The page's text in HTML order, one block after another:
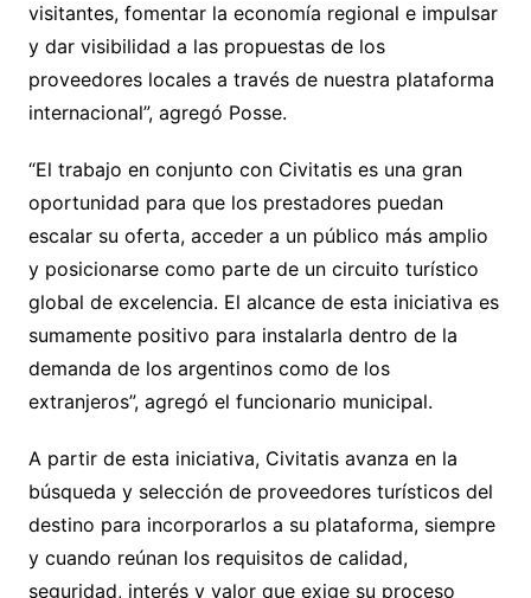
visitantes, fomentar la economía regional e impulsar
y dar visibilidad a las propuestas de los
proveedores locales a través de nuestra plataforma
internacional”, agregó Posse.
“El trabajo en conjunto con Civitatis es una gran
oportunidad para que los prestadores puedan
escalar su oferta, acceder a un público más amplio
y posicionarse como parte de un circuito turístico
global de excelencia. El alcance de esta iniciativa es
sumamente positivo para instalarla dentro de la
demanda de los argentinos como de los
extranjeros”, agregó el funcionario municipal.
A partir de esta iniciativa, Civitatis avanza en la
búsqueda y selección de proveedores turísticos del
destino para incorporarlos a su plataforma, siempre
y cuando reúnan los requisitos de calidad,
seguridad, interés y valor que exige su proceso